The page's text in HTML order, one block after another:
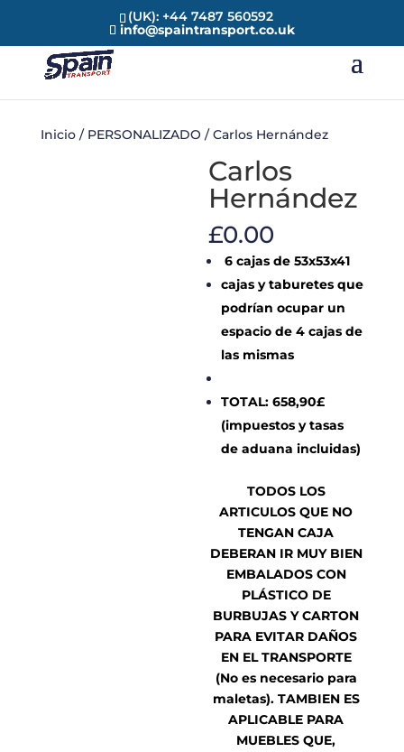
(UK): +44 7487 560592
info@spaintransport.co.uk
Inicio/ PERSONALIZADO / Carlos Hernández
Carlos
Hernández
£0.00
6 cajas de 53x53x41
cajas y taburetes que
podrían ocupar un
espacio de 4 cajas de
las mismas
TOTAL: 658,90£
(impuestos y tasas
de aduana incluidas)
TODOS LOS
ARTICULOS QUE NO
TENGAN CAJA
DEBERAN IR MUY BIEN
EMBALADOS CON
PLÁSTICO DE
BURBUJAS Y CARTON
PARA EVITAR DAÑOS
EN EL TRANSPORTE
(No es necesario para
maletas). TAMBIEN ES
APLICABLE PARA
MUEBLES QUE,